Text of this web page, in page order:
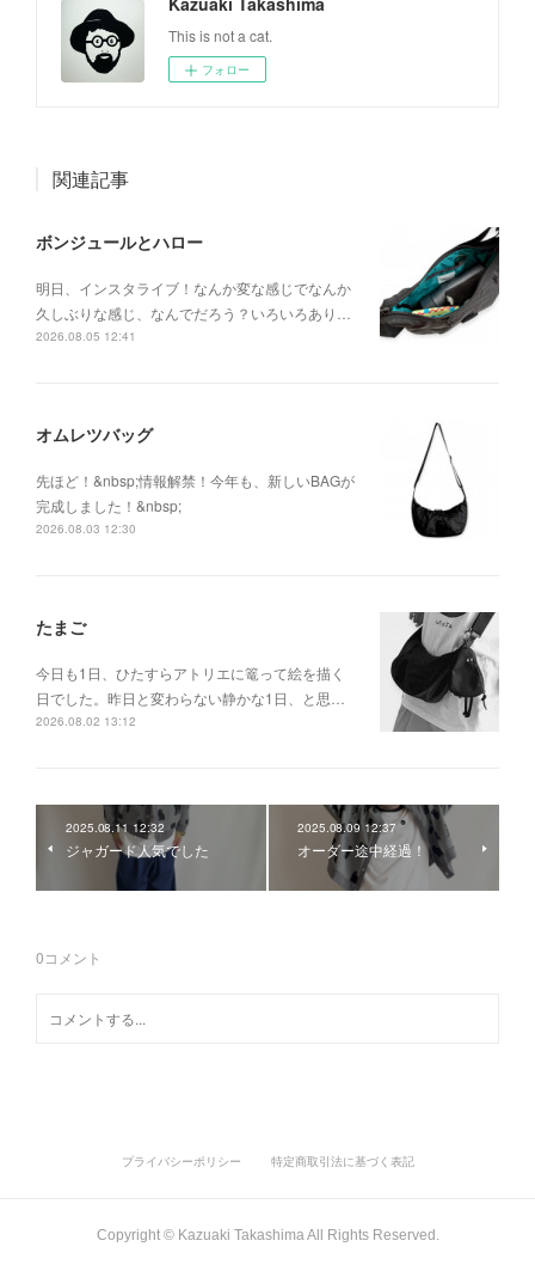
This is not a cat.
フォロー
関連記事
ボンジュールとハロー
明日、インスタライブ！なんか変な感じでなんか
久しぶりな感じ、なんでだろう？いろいろあり…
2026.08.05 12:41
オムレツバッグ
先ほど！&nbsp;情報解禁！今年も、新しいBAGが
完成しました！&nbsp;
2026.08.03 12:30
たまご
今日も1日、ひたすらアトリエに篭って絵を描く
日でした。昨日と変わらない静かな1日、と思…
2026.08.02 13:12
2025.08.11 12:32
ジャガード人気でした
2025.08.09 12:37
オーダー途中経過！
0コメント
プライバシーポリシー 特定商取引法に基づく表記
Copyright ©︎ Kazuaki Takashima All Rights Reserved.